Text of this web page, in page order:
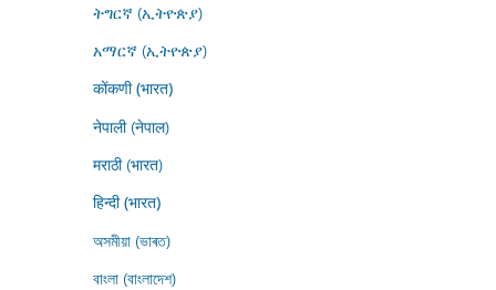
ትግርኛ (ኢትዮጵያ)
አማርኛ (ኢትዮጵያ)
कोंकणी (भारत)
नेपाली (नेपाल)
मराठी (भारत)
हिन्दी (भारत)
অসমীয়া (ভাৰত)
বাংলা (বাংলাদেশ)